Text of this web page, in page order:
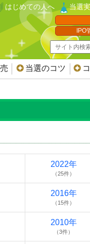
はじめての人へ 当選
IPO
当選のコツ
2022年
（25件）
2016年
（15件）
2010年
（3件）